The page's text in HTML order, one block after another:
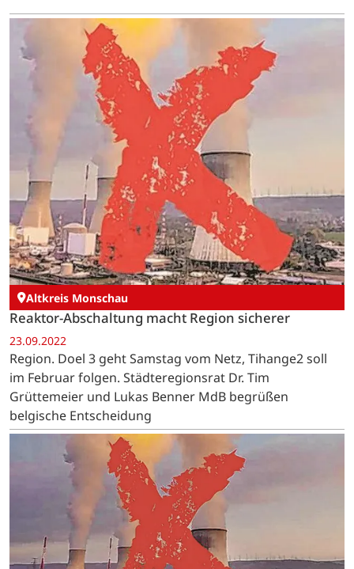
Altkreis Monschau
Reaktor-Abschaltung macht Region sicherer
23.09.2022
Region. Doel 3 geht Samstag vom Netz, Tihange2 soll
im Februar folgen. Städteregionsrat Dr. Tim
Grüttemeier und Lukas Benner MdB begrüßen
belgische Entscheidung